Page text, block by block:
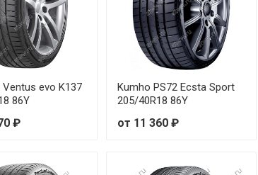
Laufenn Z-Fit EQ LK03 225/40R18 92Y
Laufenn Z-Fit EQ LK03 225/40R19 93Y
Laufenn Z-Fit EQ LK03 225/45R18 95Y
Laufenn Z-Fit EQ LK03 235/35R19 91Y
Ventus evo K137
86Y
₽
Kumho PS72 Ecsta Sport
205/40R18 86Y
от 11 360 ₽